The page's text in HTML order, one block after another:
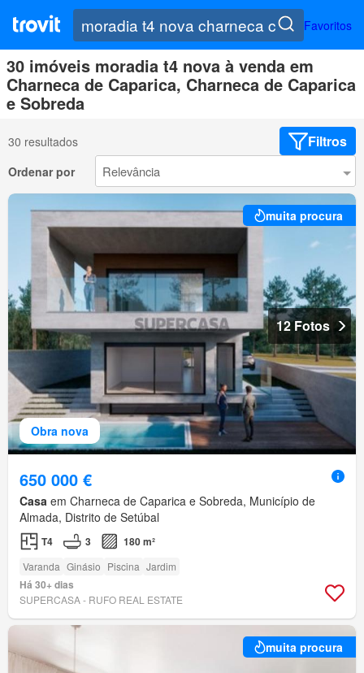
Favoritos
30 imóveis moradia t4 nova à venda em
Charneca de Caparica, Charneca de Caparica
e Sobreda
30 resultados Filtros
Ordenar por
Obra nova
muita procura
12 Fotos
650 000 €
Casa em Charneca de Caparica e Sobreda, Município de
Almada, Distrito de Setúbal
T4 3 180 m²
Varanda Ginásio Piscina Jardim
Há 30+ dias
SUPERCASA - RUFO REAL ESTATE
muita procura